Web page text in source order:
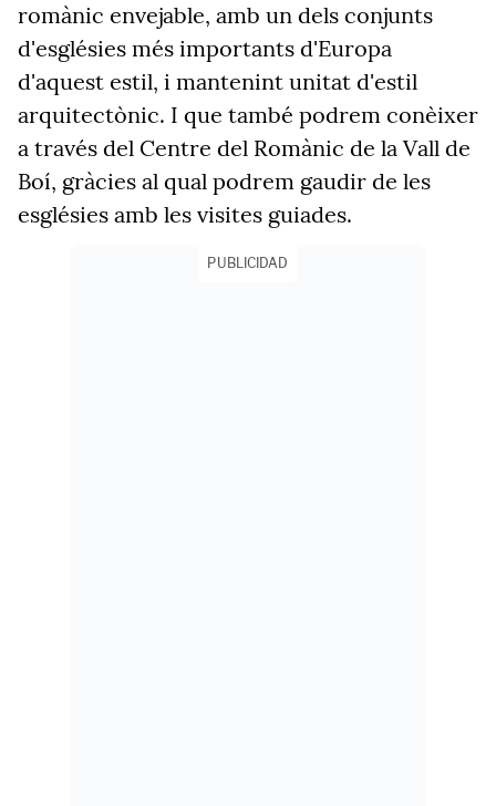
romànic envejable, amb un dels conjunts
d'esglésies més importants d'Europa
d'aquest estil, i mantenint unitat d'estil
arquitectònic. I que també podrem conèixer
a través del Centre del Romànic de la Vall de
Boí, gràcies al qual podrem gaudir de les
esglésies amb les visites guiades.
PUBLICIDAD